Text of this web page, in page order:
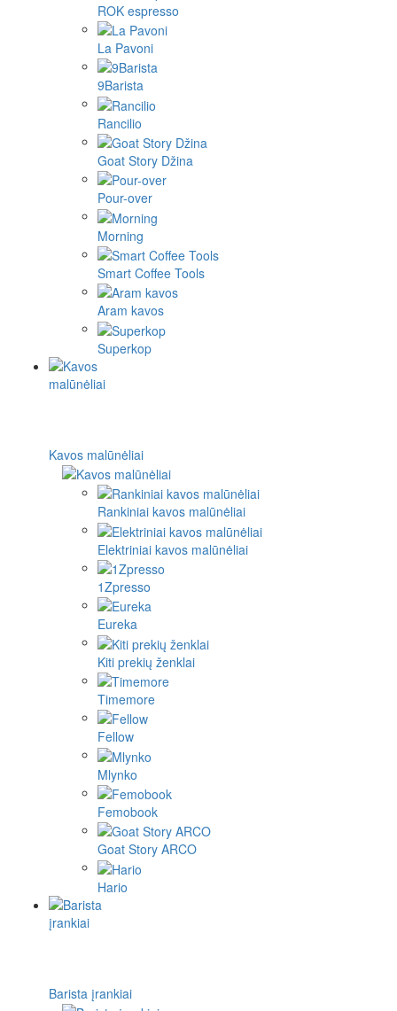
ROK espresso
La Pavoni
9Barista
Rancilio
Goat Story Džina
Pour-over
Morning
Smart Coffee Tools
Aram kavos
Superkop
Kavos malūnėliai
Rankiniai kavos malūnėliai
Elektriniai kavos malūnėliai
1Zpresso
Eureka
Kiti prekių ženklai
Timemore
Fellow
Mlynko
Femobook
Goat Story ARCO
Hario
Barista įrankiai